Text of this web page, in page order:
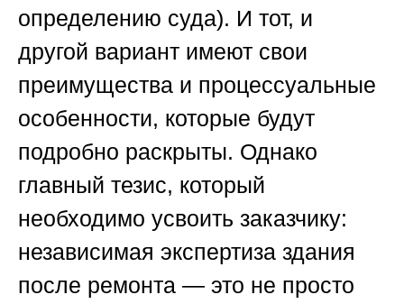
определению суда). И тот, и
другой вариант имеют свои
преимущества и процессуальные
особенности, которые будут
подробно раскрыты. Однако
главный тезис, который
необходимо усвоить заказчику:
независимая экспертиза здания
после ремонта — это не просто